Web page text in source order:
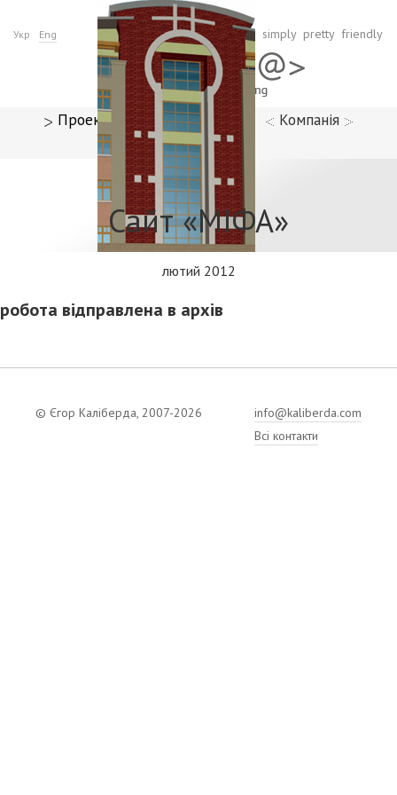
Укр Eng simply pretty friendly
Проекти Параграфи
Компанія
Контакти
Сайт «МІФА»
лютий 2012
робота відправлена в архів
© Єгор Каліберда, 2007-2026
info@kaliberda.com
Всі контакти